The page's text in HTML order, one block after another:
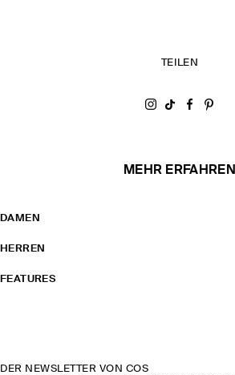
TEILEN
Share on
Share on
Share on
MEHR ERFAHREN
DAMEN
HERREN
FEATURES
DER NEWSLETTER VON COS